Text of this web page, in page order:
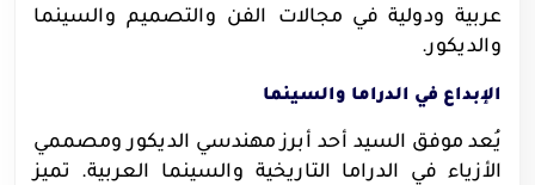
عربية ودولية في مجالات الفن والتصميم والسينما
والديكور.
الإبداع في الدراما والسينما
يُعد موفق السيد أحد أبرز مهندسي الديكور ومصممي
الأزياء في الدراما التاريخية والسينما العربية. تميز